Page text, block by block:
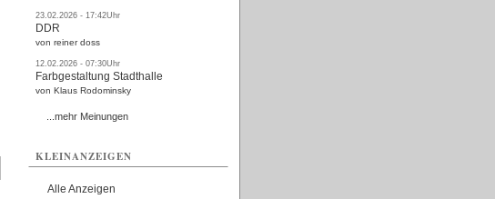
23.02.2026 - 17:42Uhr
DDR
von reiner doss
12.02.2026 - 07:30Uhr
Farbgestaltung Stadthalle
von Klaus Rodominsky
...mehr Meinungen
KLEINANZEIGEN
Alle Anzeigen